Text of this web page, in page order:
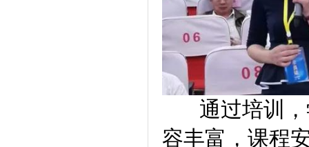
通过培训，
容丰富，课程